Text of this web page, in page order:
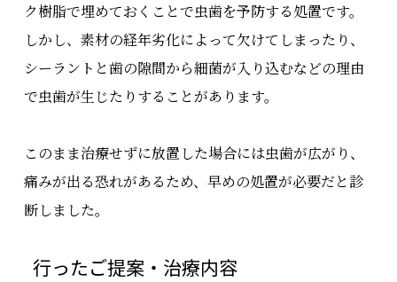
ク樹脂で埋めておくことで虫歯を予防する処置です。
しかし、素材の経年劣化によって欠けてしまったり、
シーラントと歯の隙間から細菌が入り込むなどの理由
で虫歯が生じたりすることがあります。
このまま治療せずに放置した場合には虫歯が広がり、
痛みが出る恐れがあるため、早めの処置が必要だと診
断しました。
行ったご提案・治療内容